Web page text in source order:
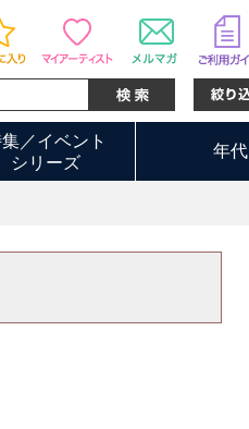
／イベント
シリーズ
年代